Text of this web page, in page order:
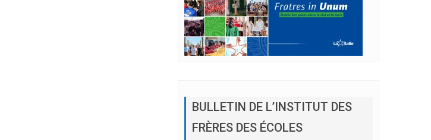
BULLETIN DE L’INSTITUT DES
FRÈRES DES ÉCOLES